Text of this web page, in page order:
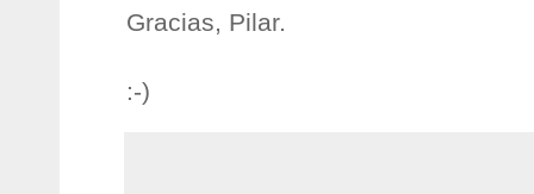
Gracias, Pilar.
:-)